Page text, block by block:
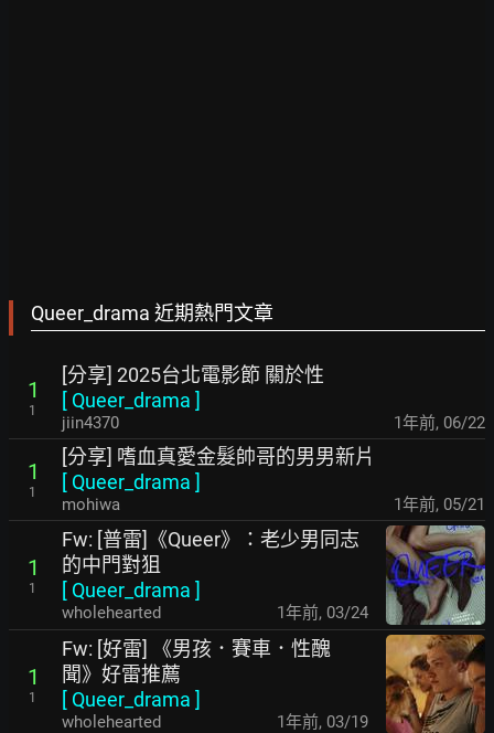
Queer_drama 近期熱門文章
1
1
[分享] 2025台北電影節 關於性
[ Queer_drama ]
jiin4370 1年前, 06/22
1
1
[分享] 嗜血真愛金髮帥哥的男男新片
[ Queer_drama ]
mohiwa 1年前, 05/21
1
1
Fw: [普雷]《Queer》：老少男同志
的中門對狙
[ Queer_drama ]
wholehearted 1年前, 03/24
1
1
Fw: [好雷] 《男孩．賽車．性醜
聞》好雷推薦
[ Queer_drama ]
wholehearted 1年前, 03/19